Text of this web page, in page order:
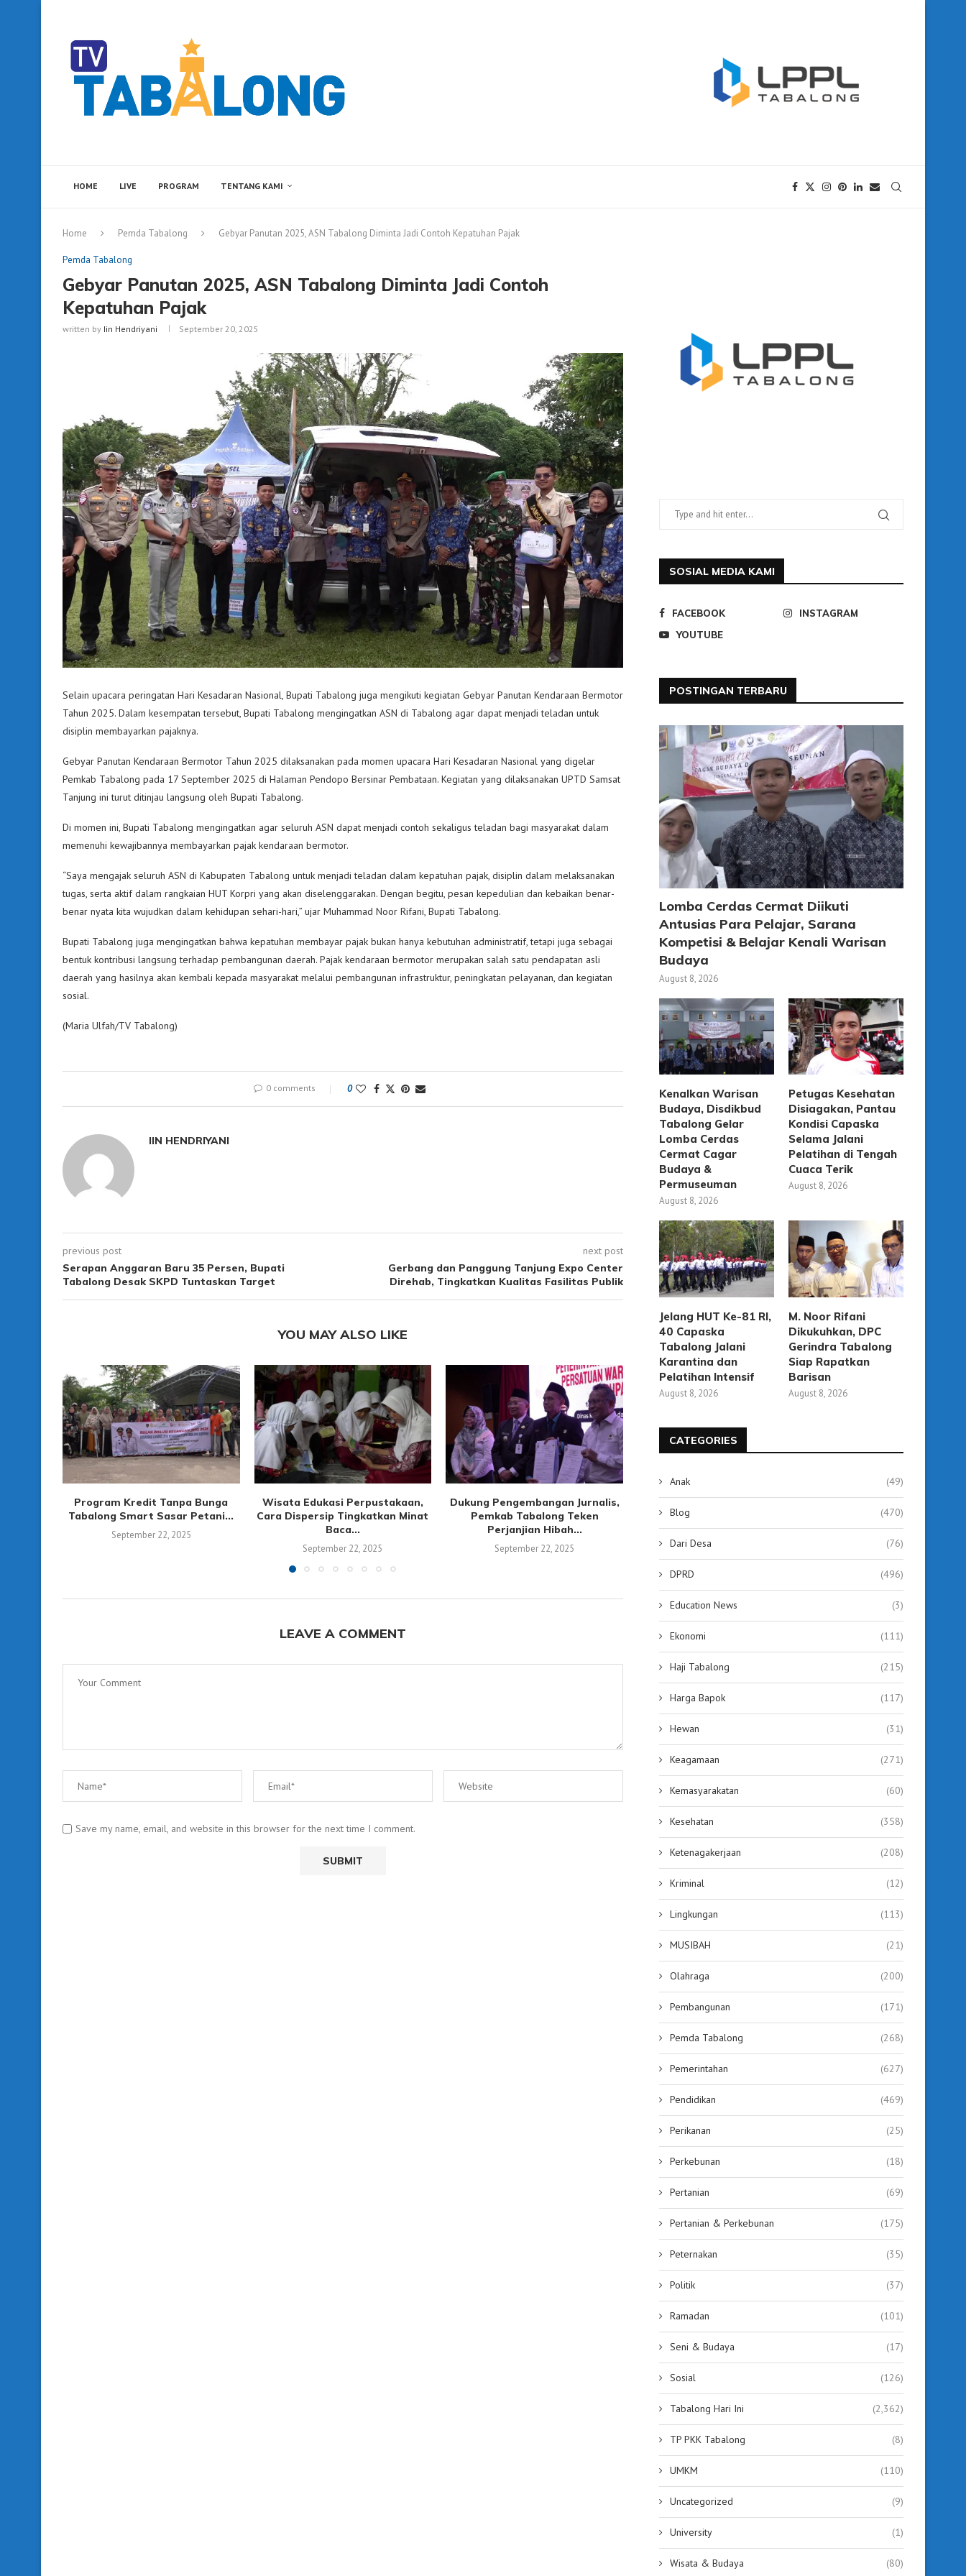
HOME LIVE PROGRAM TENTANG KAMI
Home Pemda Tabalong Gebyar Panutan 2025, ASN Tabalong Diminta Jadi Contoh Kepatuhan Pajak
Pemda Tabalong
Gebyar Panutan 2025, ASN Tabalong Diminta Jadi Contoh
Kepatuhan Pajak
written by Iin Hendriyani September 20, 2025
Selain upacara peringatan Hari Kesadaran Nasional, Bupati Tabalong juga mengikuti kegiatan Gebyar Panutan Kendaraan Bermotor
Tahun 2025. Dalam kesempatan tersebut, Bupati Tabalong mengingatkan ASN di Tabalong agar dapat menjadi teladan untuk
disiplin membayarkan pajaknya.
Gebyar Panutan Kendaraan Bermotor Tahun 2025 dilaksanakan pada momen upacara Hari Kesadaran Nasional yang digelar
Pemkab Tabalong pada 17 September 2025 di Halaman Pendopo Bersinar Pembataan. Kegiatan yang dilaksanakan UPTD Samsat
Tanjung ini turut ditinjau langsung oleh Bupati Tabalong.
Di momen ini, Bupati Tabalong mengingatkan agar seluruh ASN dapat menjadi contoh sekaligus teladan bagi masyarakat dalam
memenuhi kewajibannya membayarkan pajak kendaraan bermotor.
“Saya mengajak seluruh ASN di Kabupaten Tabalong untuk menjadi teladan dalam kepatuhan pajak, disiplin dalam melaksanakan
tugas, serta aktif dalam rangkaian HUT Korpri yang akan diselenggarakan. Dengan begitu, pesan kepedulian dan kebaikan benar-
benar nyata kita wujudkan dalam kehidupan sehari-hari,” ujar Muhammad Noor Rifani, Bupati Tabalong.
Bupati Tabalong juga mengingatkan bahwa kepatuhan membayar pajak bukan hanya kebutuhan administratif, tetapi juga sebagai
bentuk kontribusi langsung terhadap pembangunan daerah. Pajak kendaraan bermotor merupakan salah satu pendapatan asli
daerah yang hasilnya akan kembali kepada masyarakat melalui pembangunan infrastruktur, peningkatan pelayanan, dan kegiatan
sosial.
(Maria Ulfah/TV Tabalong)
0 comments 0
IIN HENDRIYANI
previous post
Serapan Anggaran Baru 35 Persen, Bupati
Tabalong Desak SKPD Tuntaskan Target
next post
Gerbang dan Panggung Tanjung Expo Center
Direhab, Tingkatkan Kualitas Fasilitas Publik
YOU MAY ALSO LIKE
Program Kredit Tanpa Bunga
Tabalong Smart Sasar Petani...
September 22, 2025
Wisata Edukasi Perpustakaan,
Cara Dispersip Tingkatkan Minat
Baca...
September 22, 2025
Dukung Pengembangan Jurnalis,
Pemkab Tabalong Teken
Perjanjian Hibah...
September 22, 2025
Diskominfo Tabalong Ajak
Mahasiswa STIA Bijak dalam
Bermedia...
September 20, 2025
Serapan Anggaran
Persen, Bupati Tabalong
LEAVE A COMMENT
Save my name, email, and website in this browser for the next time I comment.
SOSIAL MEDIA KAMI
FACEBOOK
INSTAGRAM
YOUTUBE
POSTINGAN TERBARU
Lomba Cerdas Cermat Diikuti
Antusias Para Pelajar, Sarana
Kompetisi & Belajar Kenali Warisan
Budaya
August 8, 2026
Kenalkan Warisan
Budaya, Disdikbud
Tabalong Gelar
Lomba Cerdas
Cermat Cagar
Budaya &
Permuseuman
August 8, 2026
Petugas Kesehatan
Disiagakan, Pantau
Kondisi Capaska
Selama Jalani
Pelatihan di Tengah
Cuaca Terik
August 8, 2026
Jelang HUT Ke-81 RI,
40 Capaska
Tabalong Jalani
Karantina dan
Pelatihan Intensif
August 8, 2026
M. Noor Rifani
Dikukuhkan, DPC
Gerindra Tabalong
Siap Rapatkan
Barisan
August 8, 2026
CATEGORIES
Anak (49)
Blog (470)
Dari Desa (76)
DPRD (496)
Education News (3)
Ekonomi (111)
Haji Tabalong (215)
Harga Bapok (117)
Hewan (31)
Keagamaan (271)
Kemasyarakatan (60)
Kesehatan (358)
Ketenagakerjaan (208)
Kriminal (12)
Lingkungan (113)
MUSIBAH (21)
Olahraga (200)
Pembangunan (171)
Pemda Tabalong (268)
Pemerintahan (627)
Pendidikan (469)
Perikanan (25)
Perkebunan (18)
Pertanian (69)
Pertanian & Perkebunan (175)
Peternakan (35)
Politik (37)
Ramadan (101)
Seni & Budaya (17)
Sosial (126)
Tabalong Hari Ini (2,362)
TP PKK Tabalong (8)
UMKM (110)
Uncategorized (9)
University (1)
Wisata & Budaya (80)